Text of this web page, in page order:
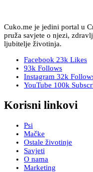
Cuko.me je jedini portal u
pruža savjete o njezi,
ljubitelje životinja.
Facebook 23k Likes
93k Follows
Instagram 32k
YouTube 100k
Korisni linkovi
Psi
Mačke
Ostale životinje
Savjeti
O nama
Marketing